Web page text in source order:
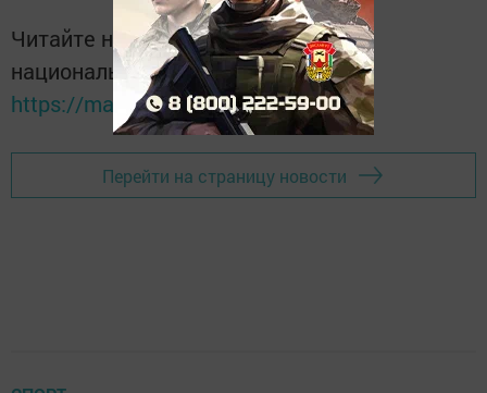
Читайте новости Татарстана в
национальном мессенджере MАХ:
https://max.ru/tatmedia
Перейти на страницу новости